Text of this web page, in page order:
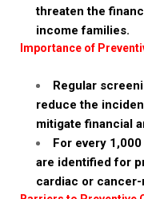
threaten the
income families.
Importance of
Regular
reduce the
mitigate financial
For every
are identified for
cardiac or